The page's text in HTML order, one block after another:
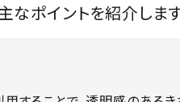
なポイントを紹介します